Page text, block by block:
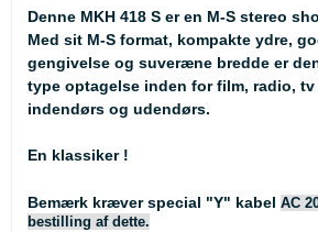
Denne MKH 418 S er en M-S stereo
Med sit M-S format, kompakte ydre,
gengivelse og suveræne bredde er
type optagelse inden for film, radio,
indendørs og udendørs.
En klassiker !
Bemærk kræver special "Y" kabel AC
bestilling af dette.